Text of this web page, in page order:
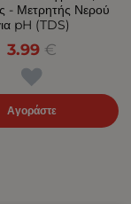
- Μετρητής Νερού
pH (TDS)
3.99 €
Αγοράστε